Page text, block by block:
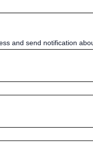
and send notification